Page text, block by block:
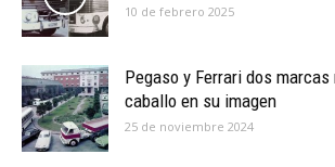
10 de febrero 2025
Pegaso y Ferrari dos
caballo en su imagen
25 de noviembre 2024